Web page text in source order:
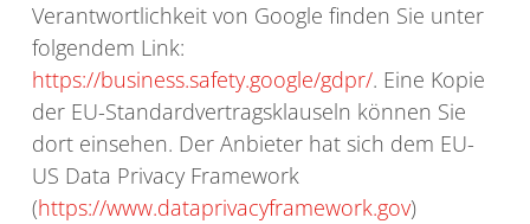
Verantwortlichkeit von Google finden Sie unter
folgendem Link:
https://business.safety.google/gdpr/. Eine Kopie
der EU-Standardvertragsklauseln können Sie
dort einsehen. Der Anbieter hat sich dem EU-
US Data Privacy Framework
(https://www.dataprivacyframework.gov)